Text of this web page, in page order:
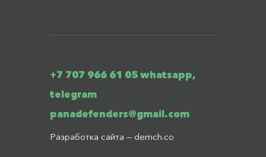
+7 707 966 61 05 whatsapp,
telegram
panadefenders@gmail.com
Разработка сайта — demch.co